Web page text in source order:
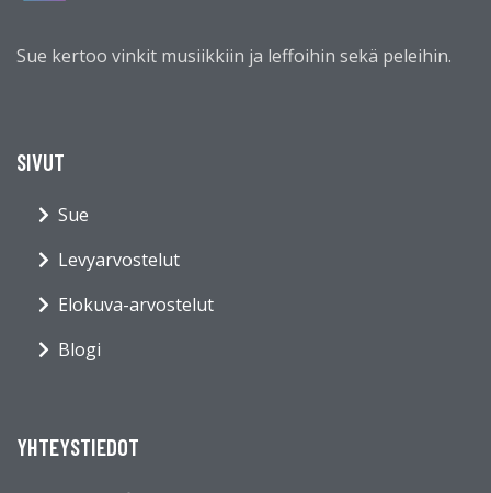
Sue kertoo vinkit musiikkiin ja leffoihin sekä peleihin.
SIVUT
Sue
Levyarvostelut
Elokuva-arvostelut
Blogi
YHTEYSTIEDOT